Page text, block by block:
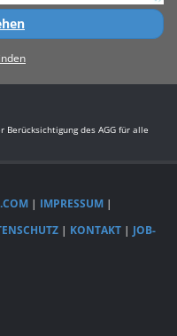
des AGG für alle
| IMPRESSUM |
| KONTAKT | JOB-